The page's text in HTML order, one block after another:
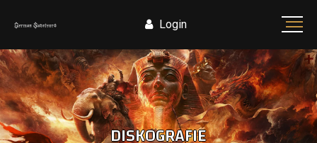
Login
DISKOGRAFIE